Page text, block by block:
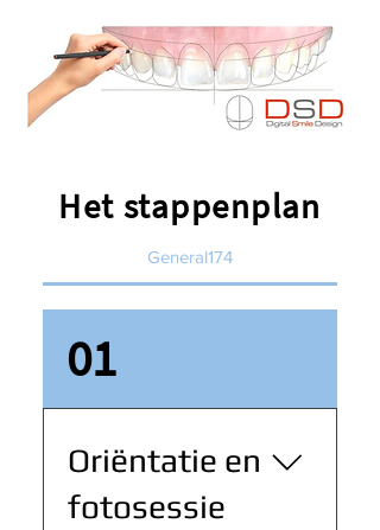
Het stappenplan
General174
01
Oriëntatie en
fotosessie